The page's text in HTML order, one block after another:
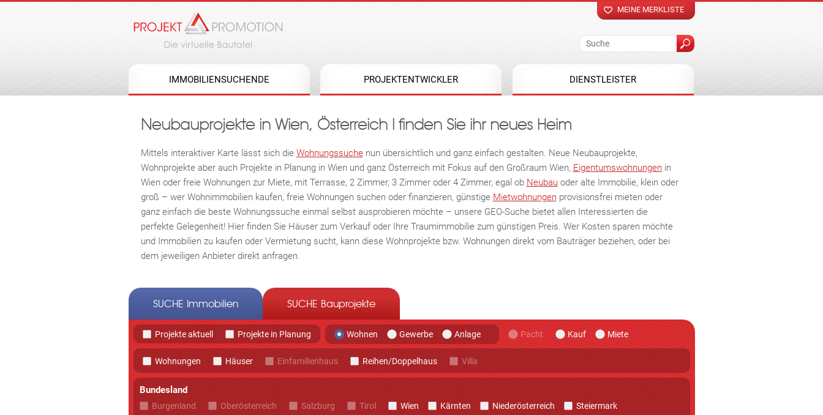
MEINE MERKLISTE
IMMOBILIENSUCHENDE PROJEKTENTWICKLER DIENSTLEISTER
Neubauprojekte in Wien, Österreich I finden Sie ihr neues Heim
Mittels interaktiver Karte lässt sich die Wohnungssuchenun übersichtlich und ganz einfach gestalten. Neue Neubauprojekte,
Wohnprojekte aber auch Projekte in Planung in Wien und ganz Österreich mit Fokus auf den Großraum Wien, Eigentumswohnungenin
Wien oder freie Wohnungen zur Miete, mit Terrasse, 2 Zimmer, 3 Zimmer oder 4 Zimmer, egal ob Neubauoder alte Immobilie, klein oder
groß – wer Wohnimmobilien kaufen, freie Wohnungen suchen oder finanzieren, günstige Mietwohnungenprovisionsfrei mieten oder
ganz einfach die beste Wohnungssuche einmal selbst ausprobieren möchte – unsere GEO-Suche bietet allen Interessierten die
perfekte Gelegenheit! Hier finden Sie Häuser zum Verkauf oder Ihre Traumimmobilie zum günstigen Preis. Wer Kosten sparen möchte
und Immobilien zu kaufen oder Vermietung sucht, kann diese Wohnprojekte bzw. Wohnungen direkt vom Bauträger beziehen, oder bei
dem jeweiligen Anbieter direkt anfragen.
SUCHE Immobilien SUCHE Bauprojekte
Projekte aktuell Projekte in Planung Wohnen Gewerbe Anlage Kauf Miete
Pacht
Wohnungen Häuser Einfamilienhaus Reihen/Doppelhaus Villa
Bundesland
Wien
Burgenland Kärnten Niederösterreich
Oberösterreich Salzburg Steiermark
Tirol